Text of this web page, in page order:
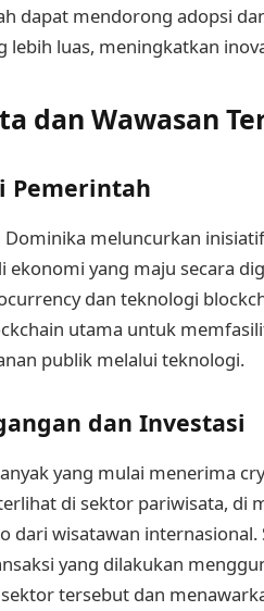
dapat mendorong adopsi
lebih luas, meningkatkan
dan Wawasan
Pemerintah
Dominika meluncurkan
yang maju secara
dan teknologi
utama untuk
publik melalui teknologi.
dan Investasi
yang mulai menerima
di sektor pariwisata, di
dari wisatawan internasional.
yang dilakukan
tersebut dan